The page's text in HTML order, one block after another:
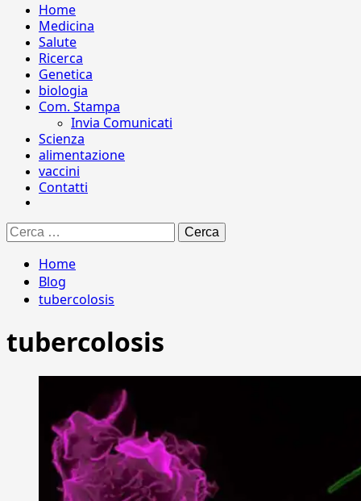
Home
Medicina
Salute
Ricerca
Genetica
biologia
Com. Stampa
Invia Comunicati
Scienza
alimentazione
vaccini
Contatti
Ricerca
per:
Home
Blog
tubercolosis
tubercolosis